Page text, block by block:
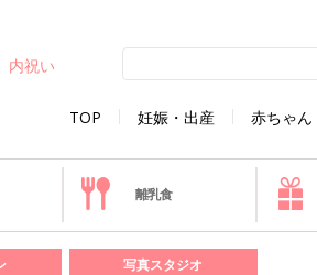
TOP 妊娠・出産 赤ちゃん
内祝い
離乳食
写真スタジオ